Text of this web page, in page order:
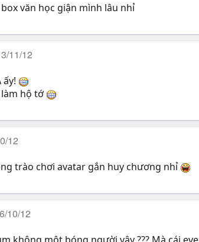
văn học giận mình lâu nhỉ
3/11/12
ấy!
làm hộ tớ
12
trào chơi avatar gắn huy chương nhỉ
10/12
không một bóng người vậy ??? Mà cái